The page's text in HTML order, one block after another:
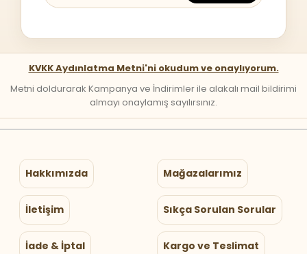
KVKK Aydınlatma Metni'ni okudum ve onaylıyorum.
Metni doldurarak Kampanya ve İndirimler ile alakalı mail bildirimi
almayı onaylamış sayılırsınız.
Hakkımızda Mağazalarımız
İletişim Sıkça Sorulan Sorular
İade & İptal Kargo ve Teslimat